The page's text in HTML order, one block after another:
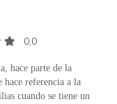
0,0
hace parte de la
hace referencia a la
cuando se tiene un